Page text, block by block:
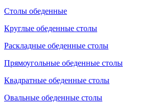
Столы обеденные
Круглые обеденные столы
Раскладные обеденные столы
Прямоугольные обеденные столы
Квадратные обеденные столы
Овальные обеденные столы